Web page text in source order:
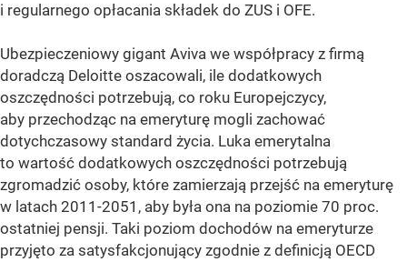
i regularnego opłacania składek do ZUS i OFE.
Ubezpieczeniowy gigant Aviva we współpracy z firmą
doradczą Deloitte oszacowali, ile dodatkowych
oszczędności potrzebują, co roku Europejczycy,
aby przechodząc na emeryturę mogli zachować
dotychczasowy standard życia. Luka emerytalna
to wartość dodatkowych oszczędności potrzebują
zgromadzić osoby, które zamierzają przejść na emeryturę
w latach 2011-2051, aby była ona na poziomie 70 proc.
ostatniej pensji. Taki poziom dochodów na emeryturze
przyjęto za satysfakcjonujący zgodnie z definicją OECD